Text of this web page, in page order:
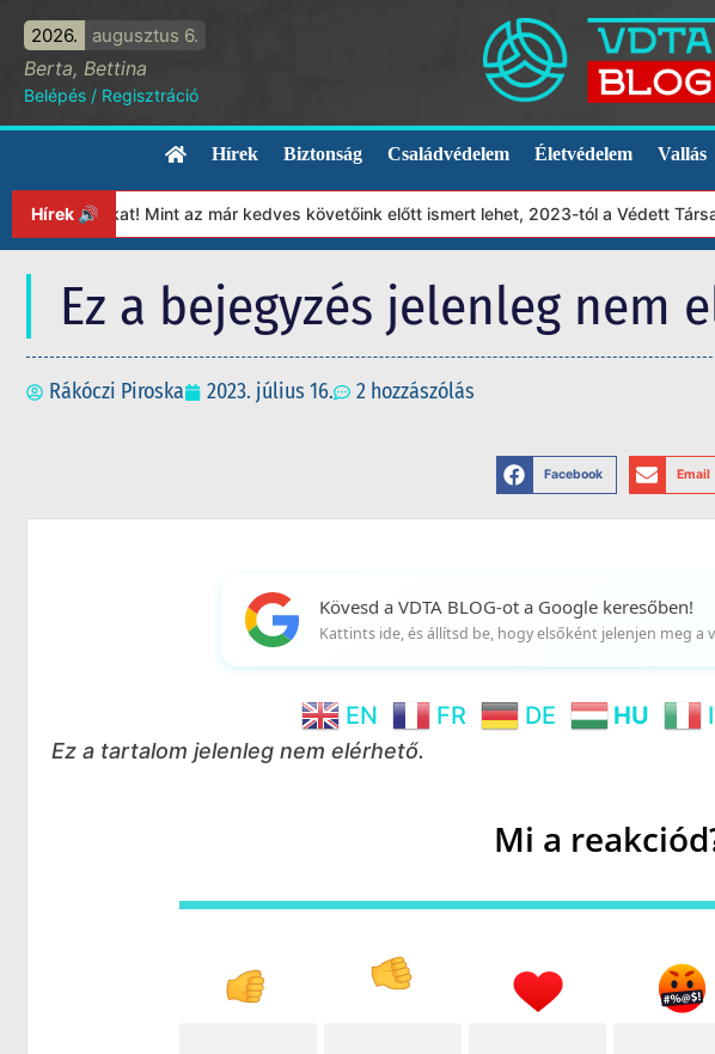
2026. augusztus 6.
Berta, Bettina
Belépés / Regisztráció
Hírek Biztonság Családvédelem Életvédelem Vallás
Hírek 🔊Mint az már kedves követőink előtt ismert lehet, 2023-tól a Védett
Ez a bejegyzés jelenleg nem
Rákóczi Piroska 2023. július 16. 2 hozzászólás
Facebook Email
Kövesd a VDTA BLOG-ot a Google keresőben!
Kattints ide, és állítsd be, hogy elsőként jelenjen meg a
EN FR DE HU
Ez a tartalom jelenleg nem elérhető.
Mi a